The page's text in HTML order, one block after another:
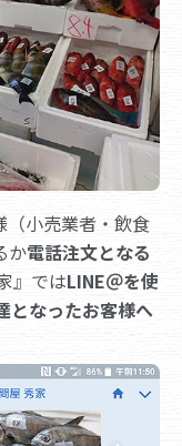
（小売業者・飲食
か電話注文となる
』ではLINE＠を使
となったお客様へ